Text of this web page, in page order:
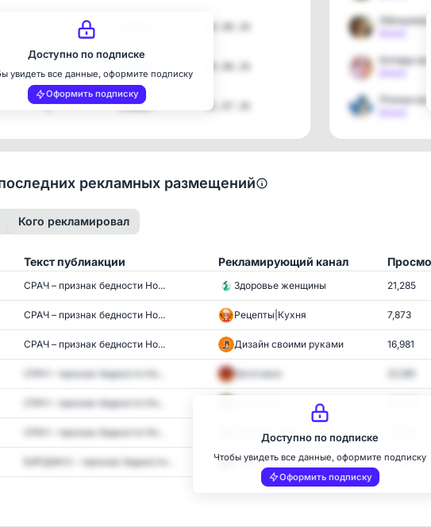
1 119005 31.07.26
Доступно по подписке
увидеть все данные, оформите подписку
Оформить подписку
рекламных размещений
Кого рекламировал
Текст публиакции Рекламирующий канал
СРАЧ – признак бедности Но... Здоровье женщины 21,285
СРАЧ – признак бедности Но... Рецепты|Кухня 7,873
СРАЧ – признак бедности Но... Дизайн своими руками 16,981
СРАЧ – признак бедности Но... Заготовки
СРАЧ – признак бедности Но...
СРАЧ – признак бедности Но... Дом без забот
БАРДАК🐽 – признак бедности... Радио Sputnik 27,876
Доступно по подписке
Чтобы увидеть все данные, оформите подписку
Оформить подписку